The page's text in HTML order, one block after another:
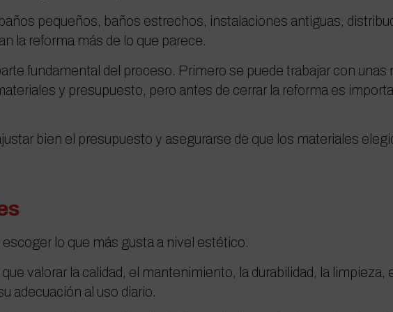
pequeños, baños estrechos, instalaciones antiguas,
la reforma más de lo que parece.
fundamental del proceso. Primero se puede trabajar con unas
y presupuesto, pero antes de cerrar la reforma es
bien el presupuesto y asegurarse de que los materiales
lo que más gusta a nivel estético.
valorar la calidad, el mantenimiento, la durabilidad, la limpieza,
adecuación al uso diario.